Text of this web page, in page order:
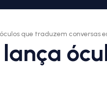
que traduzem conversas